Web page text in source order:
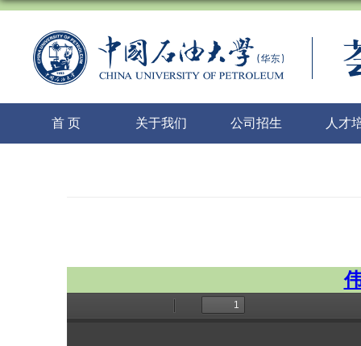
首 页 关于我们 公司招生 人才